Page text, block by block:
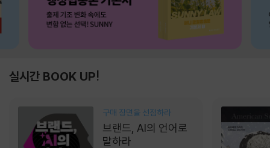
실시간 BOOK UP!
구매 장면을 선점하라
브랜드, AI의 언어로
말하라